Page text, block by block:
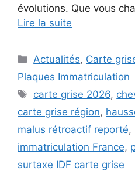
évolutions. Que vous
Lire la suite
Catégories
Actualités, Carte
Plaques Immatriculation
Étiquettes
carte grise 2026,
carte grise région,
malus rétroactif reporté,
immatriculation France,
surtaxe IDF carte grise